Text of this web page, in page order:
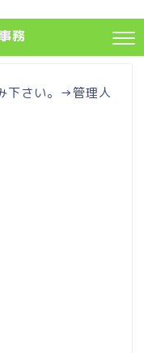
務
下さい。→管理人